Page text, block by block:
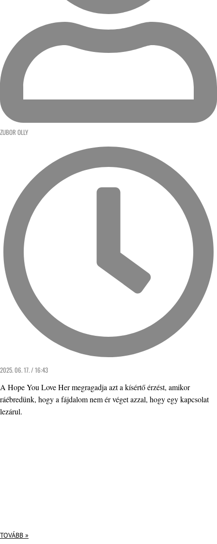
ZUBOR OLLY
2025. 06. 17. / 16:43
A Hope You Love Her megragadja azt a kísértő érzést, amikor
ráébredünk, hogy a fájdalom nem ér véget azzal, hogy egy kapcsolat
lezárul.
TOVÁBB »